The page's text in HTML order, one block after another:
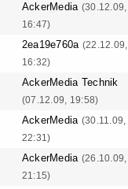
AckerMedia (30.12.09,
16:47)
2ea19e760a (22.12.09,
16:32)
AckerMedia Technik
(07.12.09, 19:58)
AckerMedia (30.11.09,
22:31)
AckerMedia (26.10.09,
21:15)